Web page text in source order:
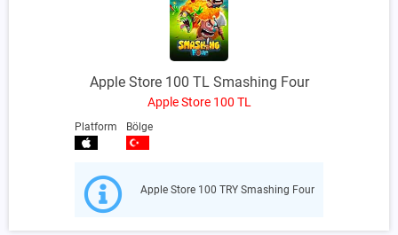
Apple Store 100 TL Smashing Four
Apple Store 100 TL
Platform Bölge
Apple Store 100 TRY Smashing Four